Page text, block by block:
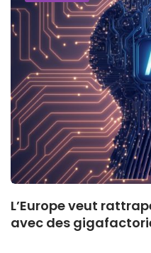
L’Europe veut
avec des